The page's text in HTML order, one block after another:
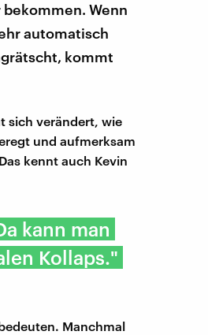
Wenn
automatisch
kommt
sich verändert, wie
und aufmerksam
kennt auch Kevin
kann man
Kollaps."
Manchmal